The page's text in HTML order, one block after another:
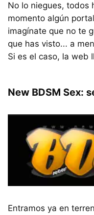
No lo niegues, todos
momento algún
imagínate que no te
que has visto... a
Si es el caso, la web
New BDSM Sex:
Entramos ya en